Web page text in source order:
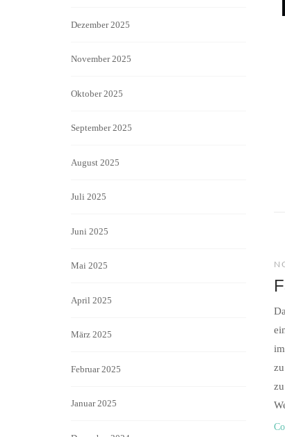
Dezember 2025
November 2025
Oktober 2025
September 2025
August 2025
Juli 2025
Juni 2025
Mai 2025
April 2025
März 2025
Februar 2025
Januar 2025